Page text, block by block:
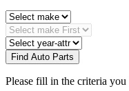
Find Auto Parts
Please fill in the criteria